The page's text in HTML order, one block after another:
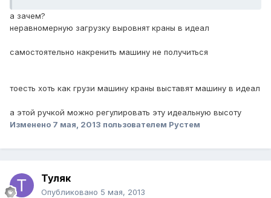
а зачем?
неравномерную загрузку выровнят краны в идеал
самостоятельно накренить машину не получиться
тоесть хоть как грузи машину краны выставят машину в идеал
а этой ручкой можно регулировать эту идеальную высоту
Изменено 7 мая, 2013 пользователем Рустем
Туляк
Опубликовано 5 мая, 2013